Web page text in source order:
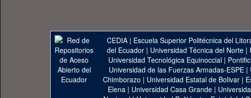
CEDIA | Escuela Superior Politécnica del
del Ecuador| Universidad Técnica del Norte|
Universidad Tecnológica Equinoccial|
Universidad de las Fuerzas Armadas-ESPE |
Chimborazo | Universidad Estatal de Bolivar|
Elena | Universidad Casa Grande |